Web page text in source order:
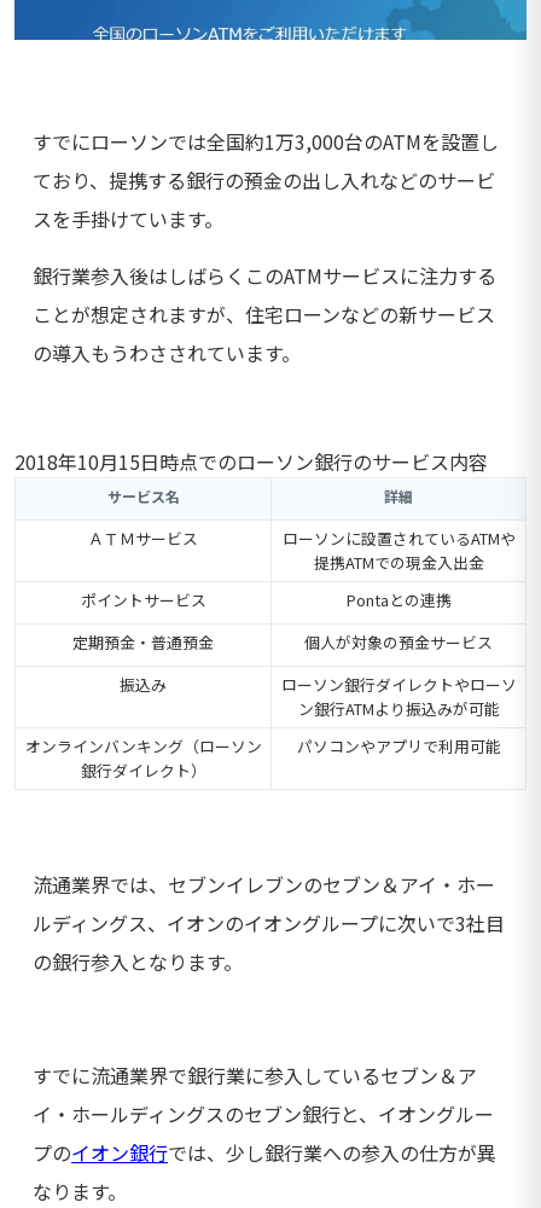
すでにローソンでは全国約1万3,000台のATMを設置し
ており、提携する銀行の預金の出し入れなどのサービ
スを手掛けています。
銀行業参入後はしばらくこのATMサービスに注力する
ことが想定されますが、住宅ローンなどの新サービス
の導入もうわさされています。
2018年10月15日時点でのローソン銀行のサービス内容
サービス名 詳細
ＡＴＭサービス
ローソンに設置されているATMや
提携ATMでの現金入出金
ポイントサービス
Pontaとの連携
定期預金・普通預金
個人が対象の預金サービス
振込み
ローソン銀行ダイレクトやローソ
ン銀行ATMより振込みが可能
オンラインバンキング（ローソン
銀行ダイレクト）
パソコンやアプリで利用可能
流通業界では、セブンイレブンのセブン＆アイ・ホー
ルディングス、イオンのイオングループに次いで3社目
の銀行参入となります。
すでに流通業界で銀行業に参入しているセブン＆ア
イ・ホールディングスのセブン銀行と、イオングルー
プのイオン銀行では、少し銀行業への参入の仕方が異
なります。